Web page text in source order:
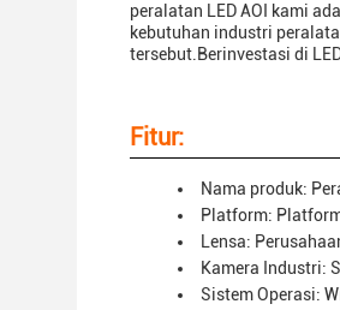
peralatan LED AOI kami
kebutuhan industri
tersebut.Berinvestasi di
Fitur:
Nama produk:
Platform:
Lensa:
Kamera Industri:
Sistem Operasi: